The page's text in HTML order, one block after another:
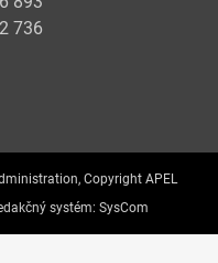
736
Copyright APEL
systém: SysCom